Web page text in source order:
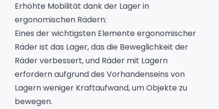
Erhöhte Mobilität dank der Lager in
ergonomischen Rädern:
Eines der wichtigsten Elemente ergonomischer
Räder ist das Lager, das die Beweglichkeit der
Räder verbessert, und Räder mit Lagern
erfordern aufgrund des Vorhandenseins von
Lagern weniger Kraftaufwand, um Objekte zu
bewegen.